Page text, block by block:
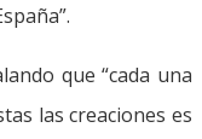
que “cada una
las creaciones es